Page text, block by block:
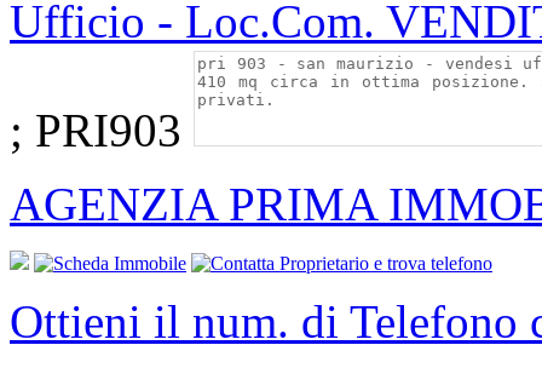
Ufficio - Loc.Com.
; PRI903
AGENZIA PRIMA
Ottieni il num. di Telefono